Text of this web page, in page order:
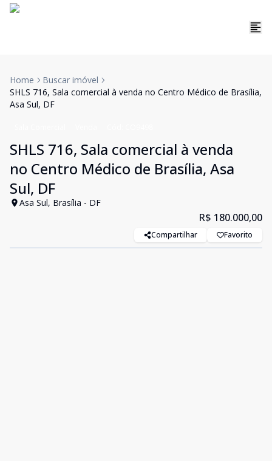
Home
Buscar imóvel
SHLS 716, Sala comercial à venda no Centro Médico de Brasília,
Asa Sul, DF
SHLS 716, Sala comercial à venda
no Centro Médico de Brasília, Asa
Sul, DF
Asa Sul, Brasília - DF
R$ 180.000,00
Compartilhar Favorito